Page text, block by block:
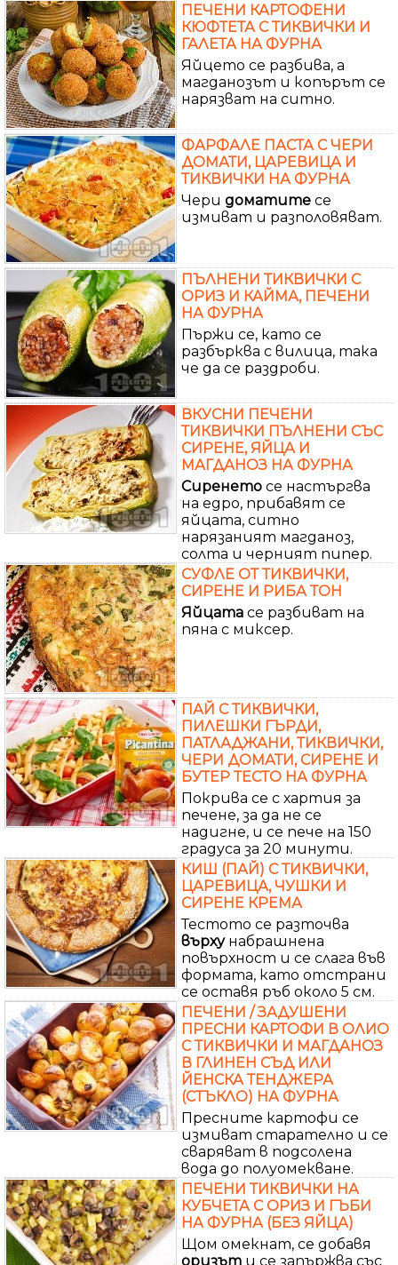
ПЕЧЕНИ КАРТОФЕНИ
КЮФТЕТА С ТИКВИЧКИ И
ГАЛЕТА НА ФУРНА
Яйцето се разбива, а
магданозът и копърът се
нарязват на ситно.
ФАРФАЛЕ ПАСТА С ЧЕРИ
ДОМАТИ, ЦАРЕВИЦА И
ТИКВИЧКИ НА ФУРНА
Чери доматите се
измиват и разполовяват.
ПЪЛНЕНИ ТИКВИЧКИ С
ОРИЗ И КАЙМА, ПЕЧЕНИ
НА ФУРНА
Пържи се, като се
разбърква с вилица, така
че да се раздроби.
ВКУСНИ ПЕЧЕНИ
ТИКВИЧКИ ПЪЛНЕНИ СЪС
СИРЕНЕ, ЯЙЦА И
МАГДАНОЗ НА ФУРНА
Сиренето се настъргва
на едро, прибавят се
яйцата, ситно
нарязаният магданоз,
солта и черният пипер.
СУФЛЕ ОТ ТИКВИЧКИ,
СИРЕНЕ И РИБА ТОН
Яйцата се разбиват на
пяна с миксер.
ПАЙ С ТИКВИЧКИ,
ПИЛЕШКИ ГЪРДИ,
ПАТЛАДЖАНИ, ТИКВИЧКИ,
ЧЕРИ ДОМАТИ, СИРЕНЕ И
БУТЕР ТЕСТО НА ФУРНА
Покрива се с хартия за
печене, за да не се
надигне, и се пече на 150
градуса за 20 минути.
КИШ (ПАЙ) С ТИКВИЧКИ,
ЦАРЕВИЦА, ЧУШКИ И
СИРЕНЕ КРЕМА
Тестото се разточва
върхунабрашнена
повърхност и се слага във
формата, като отстрани
се оставя ръб около 5 см.
ПЕЧЕНИ / ЗАДУШЕНИ
ПРЕСНИ КАРТОФИ В ОЛИО
С ТИКВИЧКИ И МАГДАНОЗ
В ГЛИНЕН СЪД ИЛИ
ЙЕНСКА ТЕНДЖЕРА
(СТЪКЛО) НА ФУРНА
Пресните картофи се
измиват старателно и се
сваряват в подсолена
вода до полуомекване.
ПЕЧЕНИ ТИКВИЧКИ НА
КУБЧЕТА С ОРИЗ И ГЪБИ
НА ФУРНА (БЕЗ ЯЙЦА)
Щом омекнат, се добавя
оризът и се запържва със